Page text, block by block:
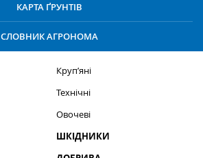
КАРТА ҐРУНТІВ
СЛОВНИК АГРОНОМА
Круп’яні
Технічні
Овочеві
ШКІДНИКИ